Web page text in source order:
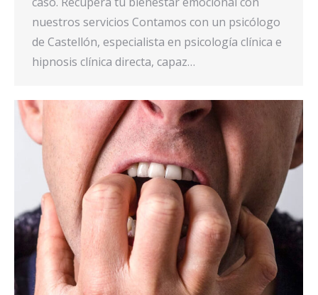
nuestros servicios Contamos con un psicólogo
de Castellón, especialista en psicología clínica e
hipnosis clínica directa, capaz…